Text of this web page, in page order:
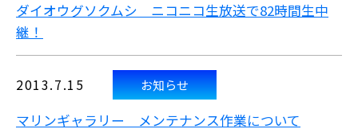
ダイオウグソクムシ ニコニコ生放送で82時間生中
継！
2013.7.15 お知らせ
マリンギャラリー メンテナンス作業について